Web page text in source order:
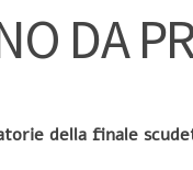
DA
della finale